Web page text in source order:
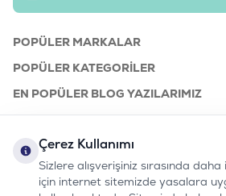
POPÜLER MARKALAR
POPÜLER KATEGORILER
EN POPÜLER BLOG YAZILARIMIZ
KURUMSAL
Çerez Kullanımı
Sizlere alışverişiniz sırasında
için internet sitemizde yasalara